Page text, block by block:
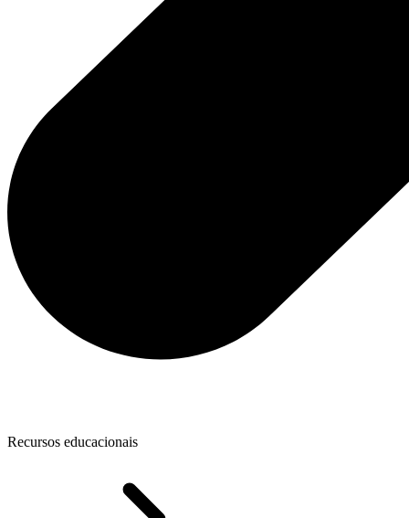
Recursos educacionais